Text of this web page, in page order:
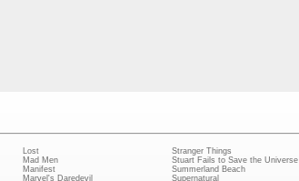
Lost
Mad Men
Manifest
Marvel's Daredevil
Stranger Things
Stuart Fails to Save the Universe
Summerland Beach
Supernatural